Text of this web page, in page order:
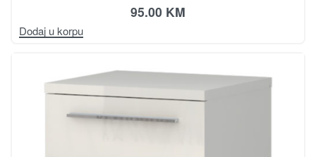
95.00 KM
Dodaj u korpu